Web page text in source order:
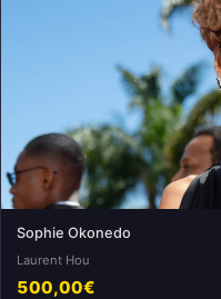
Sophie Okonedo
Laurent Hou
500,00€